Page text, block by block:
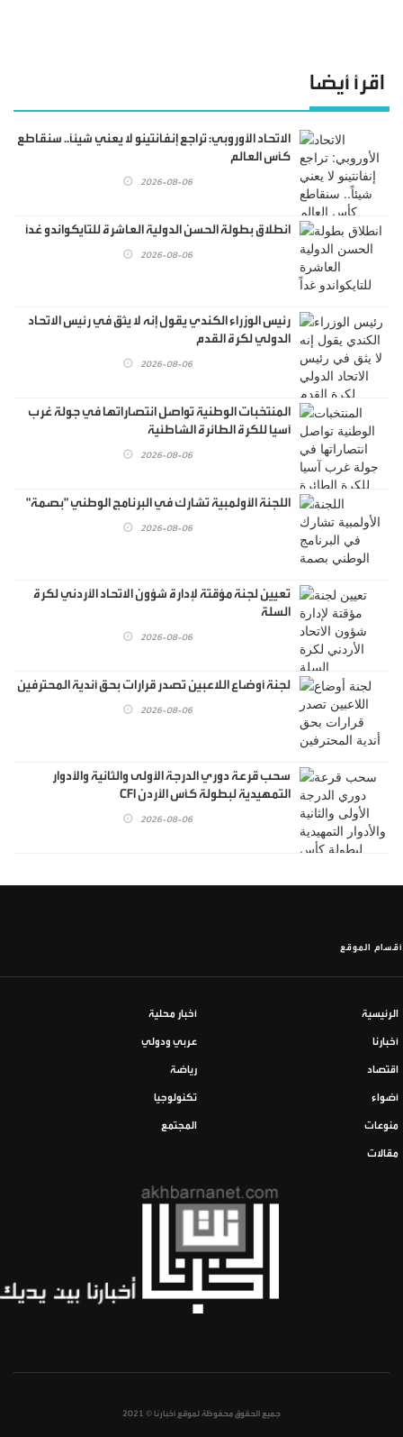
اقرأ أيضا
الاتحاد الأوروبي: تراجع إنفانتينو لا يعني شيئاً.. سنقاطع
كأس العالم
2026-08-06
انطلاق بطولة الحسن الدولية العاشرة للتايكواندو غداً
2026-08-06
رئيس الوزراء الكندي يقول إنه لا يثق في رئيس الاتحاد
الدولي لكرة القدم
2026-08-06
المنتخبات الوطنية تواصل انتصاراتها في جولة غرب
آسيا للكرة الطائرة الشاطئية
2026-08-06
اللجنة الأولمبية تشارك في البرنامج الوطني "بصمة"
2026-08-06
تعيين لجنة مؤقتة لإدارة شؤون الاتحاد الأردني لكرة
السلة
2026-08-06
لجنة أوضاع اللاعبين تصدر قرارات بحق أندية المحترفين
2026-08-06
سحب قرعة دوري الدرجة الأولى والثانية والأدوار
التمهيدية لبطولة كأس الأردن CFI
2026-08-06
أقسام الموقع
الرئيسية أخبار محلية
أخبارنا عربي ودولي
اقتصاد رياضة
أضواء تكنولوجيا
منوعات المجتمع
مقالات
جميع الحقوق محفوظة لموقع أخبارنا © 2021